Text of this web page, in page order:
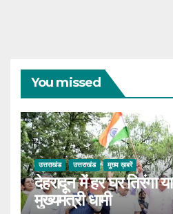
You missed
उत्तराखंड उत्तराखंड मुख्य ख़बरें
देहरादून में हर घर तिरंगा
मुख्यमंत्री धामी